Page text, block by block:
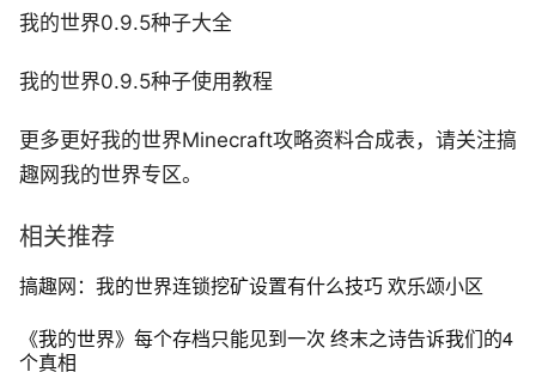
我的世界0.9.5种子大全
我的世界0.9.5种子使用教程
更多更好我的世界Minecraft攻略资料合成表，请关注搞
趣网我的世界专区。
相关推荐
搞趣网：我的世界连锁挖矿设置有什么技巧 欢乐颂小区
《我的世界》每个存档只能见到一次 终末之诗告诉我们的4
个真相